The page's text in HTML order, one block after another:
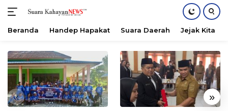
konten
Beranda Handep Hapakat Suara Daerah Jejak Kita
« »